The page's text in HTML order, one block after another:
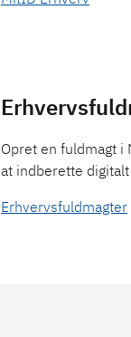
Opret en fuldmagt i
at indberette
Erhvervsfuldmagter